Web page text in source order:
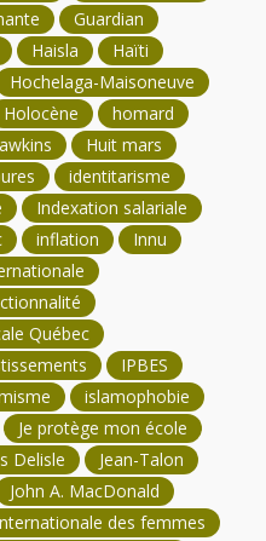
Guardian
Haisla
Haïti
Hochelaga-Maisoneuve
Holocène
homard
Huit mars
identitarisme
Indexation salariale
inflation
Innu
Québec
IPBES
islamophobie
Je protège mon école
Delisle
Jean-Talon
John A. MacDonald
des femmes